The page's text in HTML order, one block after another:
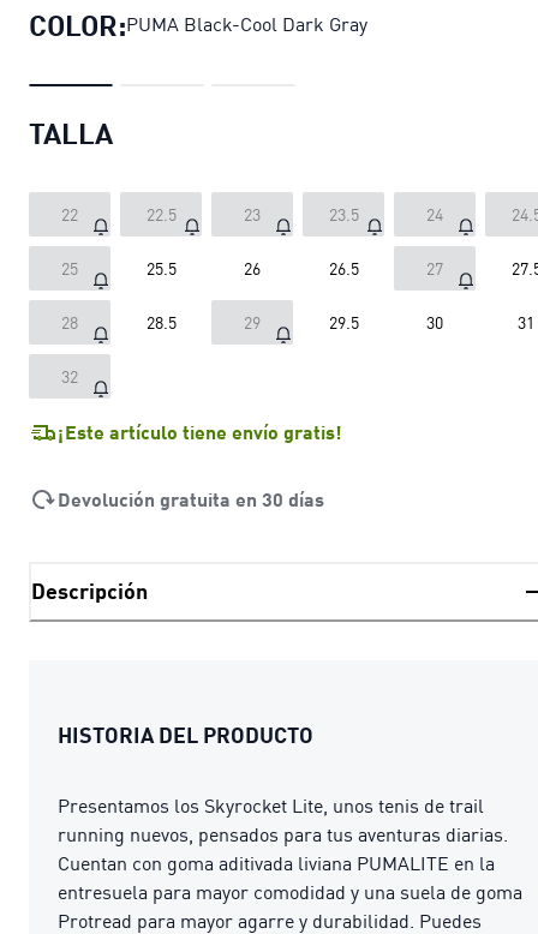
COLOR:PUMA Black-Cool Dark Gray
TALLA
22 22.5 23 23.5 24
25 25.5 26 26.5 27
28 28.5 29 29.5 30 31
32
¡Este artículo tiene envío gratis!
Devolución gratuita en 30 días
Descripción
HISTORIA DEL PRODUCTO
Presentamos los Skyrocket Lite, unos tenis de trail
running nuevos, pensados para tus aventuras diarias.
Cuentan con goma aditivada liviana PUMALITE en la
entresuela para mayor comodidad y una suela de goma
Protread para mayor agarre y durabilidad. Puedes